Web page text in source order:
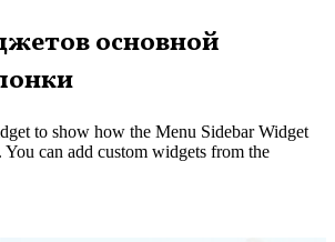
основной
to show how the Menu Sidebar Widget
can add custom widgets from the